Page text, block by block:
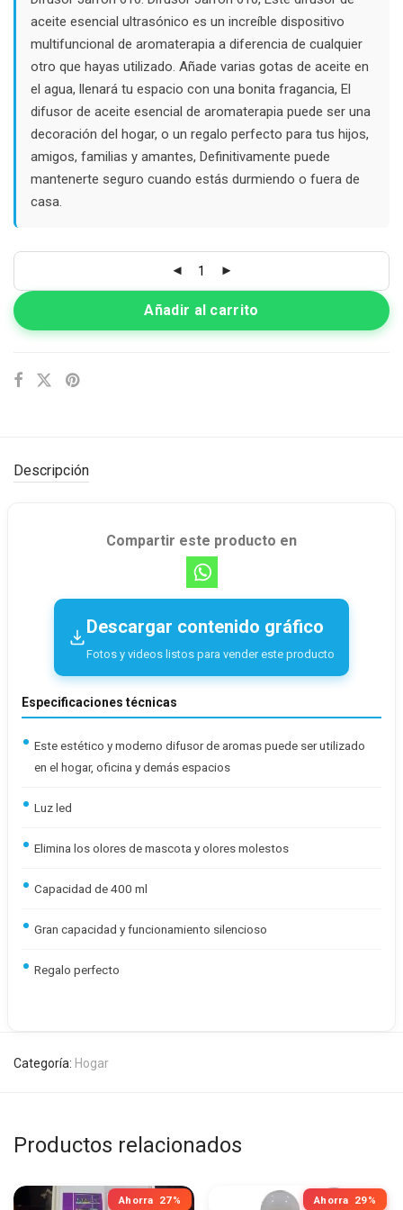
aceite esencial ultrasónico es un increíble dispositivo
multifuncional de aromaterapia a diferencia de cualquier
otro que hayas utilizado. Añade varias gotas de aceite en
el agua, llenará tu espacio con una bonita fragancia, El
difusor de aceite esencial de aromaterapia puede ser una
decoración del hogar, o un regalo perfecto para tus hijos,
amigos, familias y amantes, Definitivamente puede
mantenerte seguro cuando estás durmiendo o fuera de
casa.
Añadir al carrito
Descripción
Compartir este producto en
Descargar contenido gráfico
Fotos y videos listos para vender este producto
Especificaciones técnicas
Este estético y moderno difusor de aromas puede ser utilizado
en el hogar, oficina y demás espacios
Luz led
Elimina los olores de mascota y olores molestos
Capacidad de 400 ml
Gran capacidad y funcionamiento silencioso
Regalo perfecto
Categoría: Hogar
Productos relacionados
Ahorra 27% Ahorra 29%